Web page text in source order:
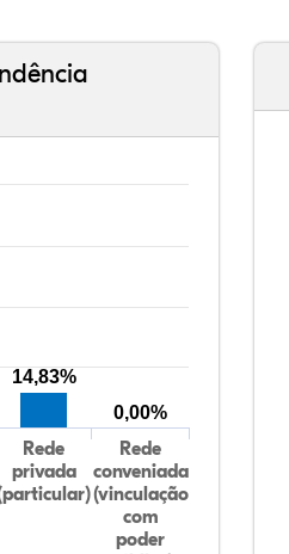
Rede
privada
Rede
conveniada
(vinculação
com
poder
14,83%
0,00%